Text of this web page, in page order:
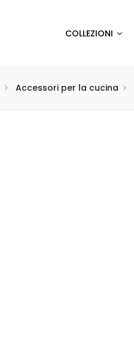
COLLEZIONI
Accessori per la cucina